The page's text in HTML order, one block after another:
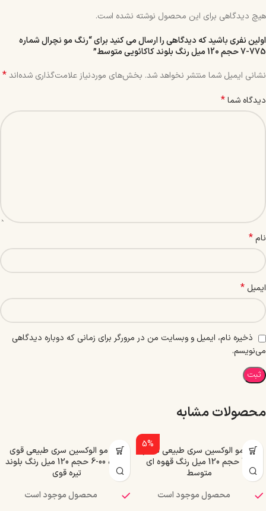
هیچ دیدگاهی برای این محصول نوشته نشده است.
اولین نفری باشید که دیدگاهی را ارسال می کنید برای “رنگ مو نچرال شماره
775-7 حجم 120 میل رنگ بلوند کاکائویی متوسط”
نشانی ایمیل شما منتشر نخواهد شد. بخش‌های موردنیاز علامت‌گذاری شده‌اند*
دیدگاه شما*
نام*
ایمیل *
ذخیره نام، ایمیل و وبسایت من در مرورگر برای زمانی که دوباره دیدگاهی
می‌نویسم.
محصولات مشابه
5%
رنگ مو الوکسین سری طبیعی شماره
0-4 حجم 120 میل رنگ قهوه ای
متوسط
محصول موجود است
رنگ مو الوکسین سری طبیعی قوی
شماره 00-6 حجم 120 میل رنگ بلوند
تیره قوی
محصول موجود است